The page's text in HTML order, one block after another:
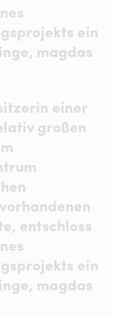
ein
magdas
einer
großen
entschloss
ein
magdas